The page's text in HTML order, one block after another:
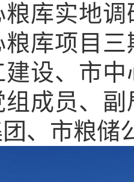
库实地
粮库项目
设、市
组成员、
、市粮储